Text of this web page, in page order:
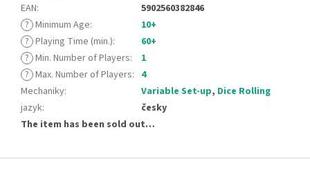
EAN:
5902560382846
? Minimum Age:
10+
? Playing Time (min.):
60+
? Min. Number of Players:
1
? Max. Number of Players: 4
Mechaniky: Variable Set-up, Dice Rolling
jazyk:
česky
The item has been sold out…